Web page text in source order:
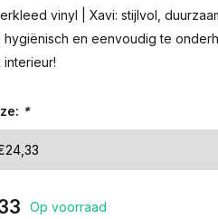
aanmaken
vinyl | Xavi: stijlvol,
en eenvoudig te
*
Op voorraad